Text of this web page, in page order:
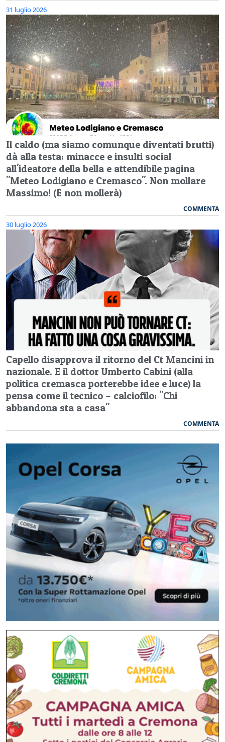
31 luglio 2026
Il caldo (ma siamo comunque diventati brutti)
dà alla testa: minacce e insulti social
all'ideatore della bella e attendibile pagina
"Meteo Lodigiano e Cremasco". Non mollare
Massimo! (E non mollerà)
COMMENTA
30 luglio 2026
Capello disapprova il ritorno del Ct Mancini in
nazionale. E il dottor Umberto Cabini (alla
politica cremasca porterebbe idee e luce) la
pensa come il tecnico – calciofilo: "Chi
abbandona sta a casa"
COMMENTA